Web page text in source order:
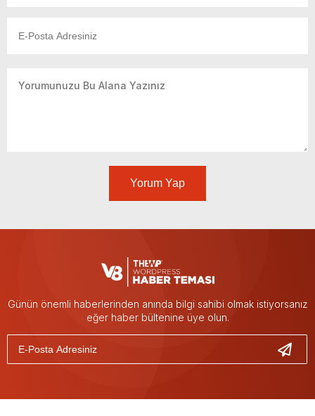
Yorum Yap
Günün önemli haberlerinden anında bilgi sahibi olmak istiyorsanız
eğer haber bültenine üye olun.